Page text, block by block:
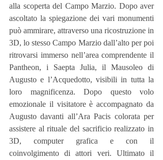
alla scoperta del Campo Marzio. Dopo aver
ascoltato la spiegazione dei vari monumenti
può ammirare, attraverso una ricostruzione in
3D, lo stesso Campo Marzio dall’alto per poi
ritrovarsi immerso nell’area comprendente il
Pantheon, i Saepta Julia, il Mausoleo di
Augusto e l’Acquedotto, visibili in tutta la
loro magnificenza. Dopo questo volo
emozionale il visitatore è accompagnato da
Augusto davanti all’Ara Pacis colorata per
assistere al rituale del sacrificio realizzato in
3D, computer grafica e con il
coinvolgimento di attori veri. Ultimato il